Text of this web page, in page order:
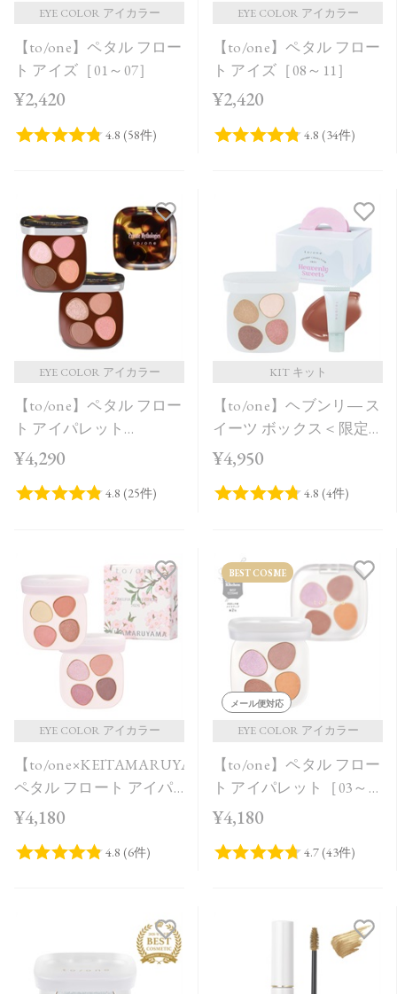
EYE COLOR アイカラー
【to/one】ペタル フロー
ト アイズ［01～07］
¥2,420
EYE COLOR アイカラー
【to/one】ペタル フロー
ト アイズ［08～11］
¥2,420
EYE COLOR アイカラー
【to/one】ペタル フロー
ト アイパレット
［EX11,EX12］＜限定品
¥4,290
KIT キット
【to/one】ヘブンリ― ス
イーツ ボックス＜限定
品全3種＞＜Holiday
¥4,950
EYE COLOR アイカラー
【to/one×KEITAMARUYAMA】
ペタル フロート アイパ
レット［EX09,EX10］＜
¥4,180
BEST COSME
メール便対応
EYE COLOR アイカラー
【to/one】ペタル フロー
ト アイパレット［03～
05］
¥4,180